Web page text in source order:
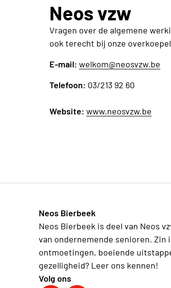
Neos vzw
Vragen over de algemene
ook terecht bij onze
E-mail:welkom@neosvzw.be
Telefoon: 03/213 92 60
Website:www.neosvzw.be
Neos Bierbeek
Neos Bierbeek is deel van Neos
van ondernemende senioren. Zin
ontmoetingen, boeiende
gezelligheid? Leer ons kennen!
Volg ons